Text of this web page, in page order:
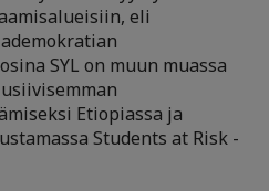
eli
SYL on muun muassa
Etiopiassa ja
Students at Risk -